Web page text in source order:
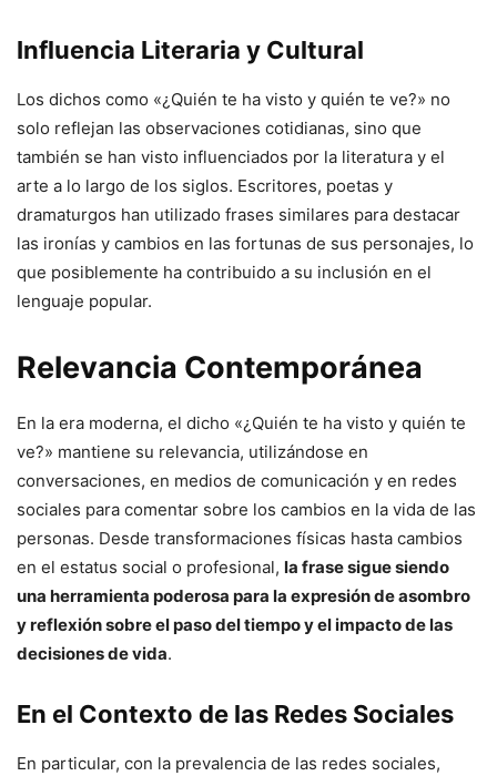
Influencia Literaria y Cultural
Los dichos como «¿Quién te ha visto y quién te ve?» no
solo reflejan las observaciones cotidianas, sino que
también se han visto influenciados por la literatura y el
arte a lo largo de los siglos. Escritores, poetas y
dramaturgos han utilizado frases similares para destacar
las ironías y cambios en las fortunas de sus personajes, lo
que posiblemente ha contribuido a su inclusión en el
lenguaje popular.
Relevancia Contemporánea
En la era moderna, el dicho «¿Quién te ha visto y quién te
ve?» mantiene su relevancia, utilizándose en
conversaciones, en medios de comunicación y en redes
sociales para comentar sobre los cambios en la vida de las
personas. Desde transformaciones físicas hasta cambios
en el estatus social o profesional, la frase sigue siendo
una herramienta poderosa para la expresión de asombro
y reflexión sobre el paso del tiempo y el impacto de las
decisiones de vida.
En el Contexto de las Redes Sociales
En particular, con la prevalencia de las redes sociales,